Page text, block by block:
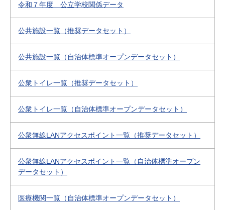
令和７年度 公立学校関係データ
公共施設一覧（推奨データセット）
公共施設一覧（自治体標準オープンデータセット）
公衆トイレ一覧（推奨データセット）
公衆トイレ一覧（自治体標準オープンデータセット）
公衆無線LANアクセスポイント一覧（推奨データセット）
公衆無線LANアクセスポイント一覧（自治体標準オープン
データセット）
医療機関一覧（自治体標準オープンデータセット）